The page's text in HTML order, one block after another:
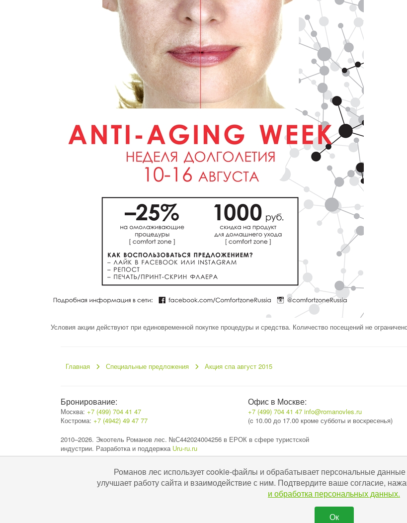
Условия акции действуют при единовременной покупке процедуры и средства. Количество посещений не
Главная Специальные предложения Акция спа август 2015
Бронирование:
Москва: +7 (499) 704 41 47
Кострома: +7 (4942) 49 47 77
Офис в Москве:
+7 (499) 704 41 47 info@romanovles.ru
(c 10.00 до 17.00 кроме субботы и воскресенья)
2010–2026. Экоотель Романов лес. №С442024004256 в ЕРОК в сфере туристской
индустрии. Разработка и поддержка Uru-ru.ru
Романов лес использует cookie-файлы и обрабатывает персональные
улучшает работу сайта и взаимодействие с ним. Подтвердите ваше согласие,
и обработка персональных данных.
Ок